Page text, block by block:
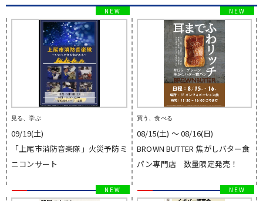
見る、学ぶ
09/19(土)
「上尾市消防音楽隊」火災予防ミ
ニコンサート
買う、食べる
08/15(土) 〜 08/16(日)
BROWN BUTTER 焦がしバター食
パン専門店 数量限定発売！